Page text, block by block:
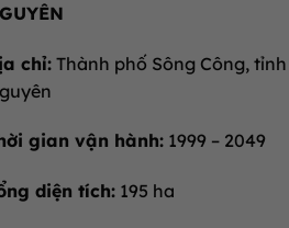
chỉ:Thành phố Sông Công,
gian vận hành: 1999 – 2049
diện tích: 195 ha